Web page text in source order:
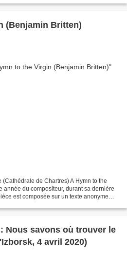
(Benjamin Britten)
de Chartres) A Hymn to the
année du compositeur, durant sa dernière
est composée sur un texte anonyme
Nous savons où trouver le
4 avril 2020)